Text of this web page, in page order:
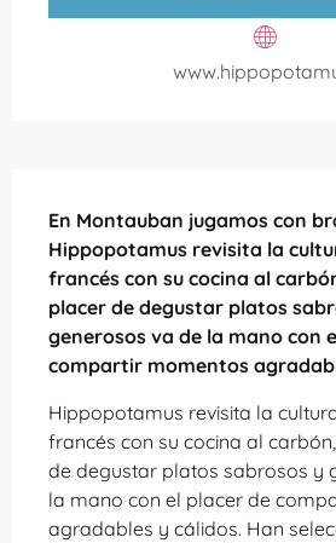
En Montauban jugamos con
Hippopotamus revisita la
francés con su cocina al
placer de degustar platos
generosos va de la mano con
compartir momentos
Hippopotamus revisita la
francés con su cocina al
de degustar platos sabrosos y
la mano con el placer de
agradables y cálidos. Han